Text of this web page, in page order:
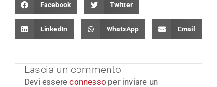
Facebook Twitter
LinkedIn WhatsApp Email
Lascia un commento
Devi essereconnesso per inviare un